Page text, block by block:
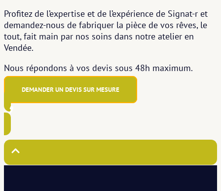
Profitez de l’expertise et de l’expérience de Signat-r et
demandez-nous de fabriquer la pièce de vos rêves, le
tout, fait main par nos soins dans notre atelier en
Vendée.
Nous répondons à vos devis sous 48h maximum.
DEMANDER UN DEVIS SUR MESURE